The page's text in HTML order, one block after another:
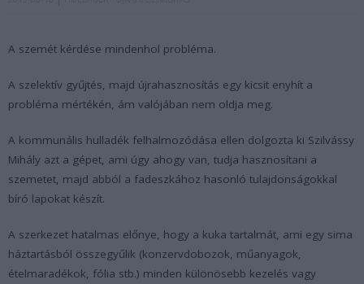
A szemét kérdése mindenhol probléma.
A szelektív gyűjtés, majd újrahasznosítás egy kicsit enyhít a
probléma mértékén, ám valójában nem oldja meg.
A kommunális hulladék felhalmozódása ellen dolgozta ki Szilvássy
Mihály azt a gépet, ami úgy ahogy van, tudja hasznosítani a
szemetet, majd abból a fadeszkához hasonló tulajdonságokkal
bíró lapokat készít.
A szerkezet hatalmas előnye, hogy a kuka tartalmát, ami egy sima
háztartásból összegyűlik (konzervdobozok, műanyagok,
ételmaradékok, fólia stb.) minden különösebb kezelés vagy